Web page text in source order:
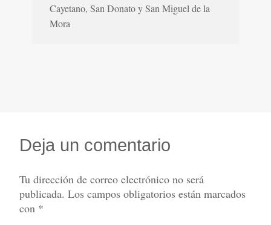
Cayetano, San Donato y San Miguel de la
Mora
Deja un comentario
Tu dirección de correo electrónico no será
publicada. Los campos obligatorios están marcados
con *